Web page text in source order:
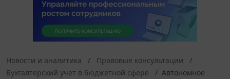
Новости и аналитика
Правовые консультации
Бухгалтерский учет в бюджетной сфере
Автономное